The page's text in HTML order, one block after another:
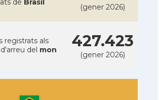
de Brasil
(gener 2026)
registrats als
del mon 427.423
(gener 2026)